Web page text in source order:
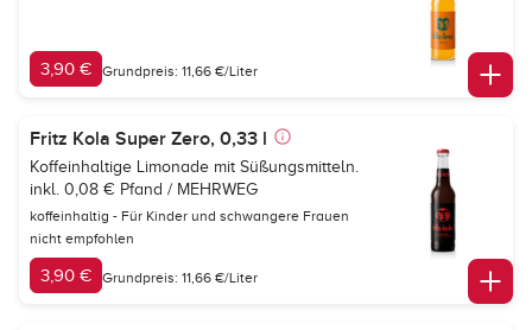
3,90 € Grundpreis: 11,66 €/Liter
Fritz Kola Super Zero, 0,33 l
Koffeinhaltige Limonade mit Süßungsmitteln.
inkl. 0,08 € Pfand / MEHRWEG
koffeinhaltig - Für Kinder und schwangere Frauen
nicht empfohlen
3,90 € Grundpreis: 11,66 €/Liter